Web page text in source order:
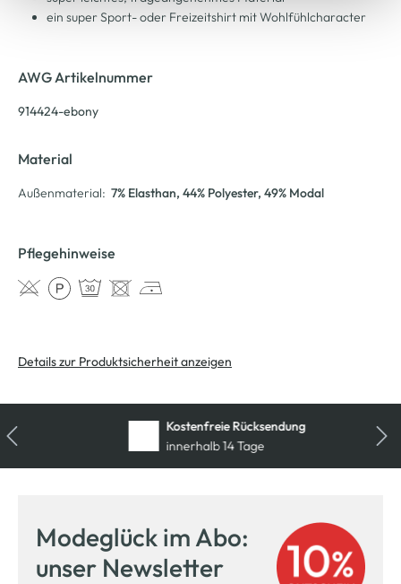
ein super Sport- oder Freizeitshirt mit Wohlfühlcharacter
AWG Artikelnummer
914424-ebony
Material
Außenmaterial: 7% Elasthan, 44% Polyester, 49% Modal
Pflegehinweise
Details zur Produktsicherheit anzeigen
Kostenfreie Rücksendung
innerhalb 14 Tage
Modeglück im Abo:
unser Newsletter